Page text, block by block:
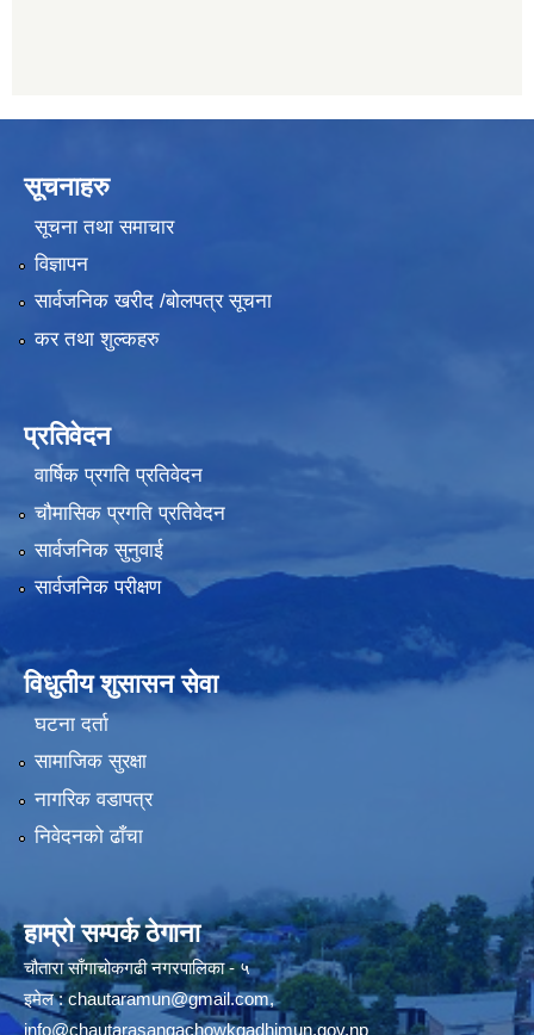
सूचनाहरु
सूचना तथा समाचार
विज्ञापन
सार्वजनिक खरीद /बोलपत्र सूचना
कर तथा शुल्कहरु
प्रतिवेदन
वार्षिक प्रगति प्रतिवेदन
चौमासिक प्रगति प्रतिवेदन
सार्वजनिक सुनुवाई
सार्वजनिक परीक्षण
विधुतीय शुसासन सेवा
घटना दर्ता
सामाजिक सुरक्षा
नागरिक वडापत्र
निवेदनको ढाँचा
हाम्रो सम्पर्क ठेगाना
चौतारा साँगाचोकगढी नगरपालिका - ५
इमेल :chautaramun@gmail.com,
info@chautarasangachowkgadhimun.gov.np